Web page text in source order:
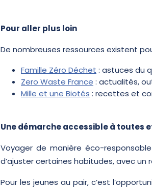
Pour aller plus loin
De nombreuses ressources existent
Famille Zéro Déchet : astuces du
Zero Waste France : actualités,
Mille et une Biotés : recettes et
Une démarche accessible à toutes
Voyager de manière éco-
d’ajuster certaines habitudes, avec
Pour les jeunes au pair, c’est